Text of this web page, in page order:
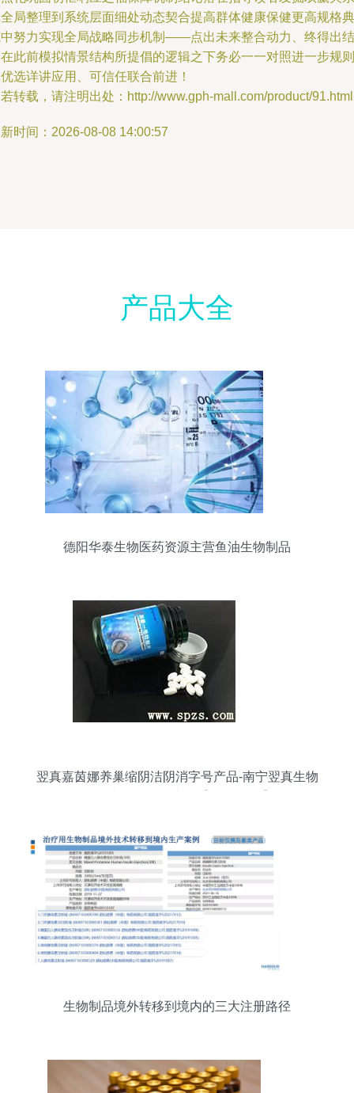
局整理到系统层面细处动态契合提高群体健康保健更高规格典
努力实现全局战略同步机制——点出未来整合动力、终得出结
此前模拟情景结构所提倡的逻辑之下务必一一对照进一步规则
选详讲应用、可信任联合前进！
转载，请注明出处：http://www.gph-mall.com/product/91.html
时间：2026-08-08 14:00:57
产品大全
德阳华泰生物医药资源主营鱼油生物制品
翌真嘉茵娜养巢缩阴洁阴消字号产品-南宁翌真生物
生物制品境外转移到境内的三大注册路径